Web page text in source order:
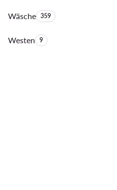
WäscheAnzahl der Produkte:
359
WestenAnzahl der Produkte:
9